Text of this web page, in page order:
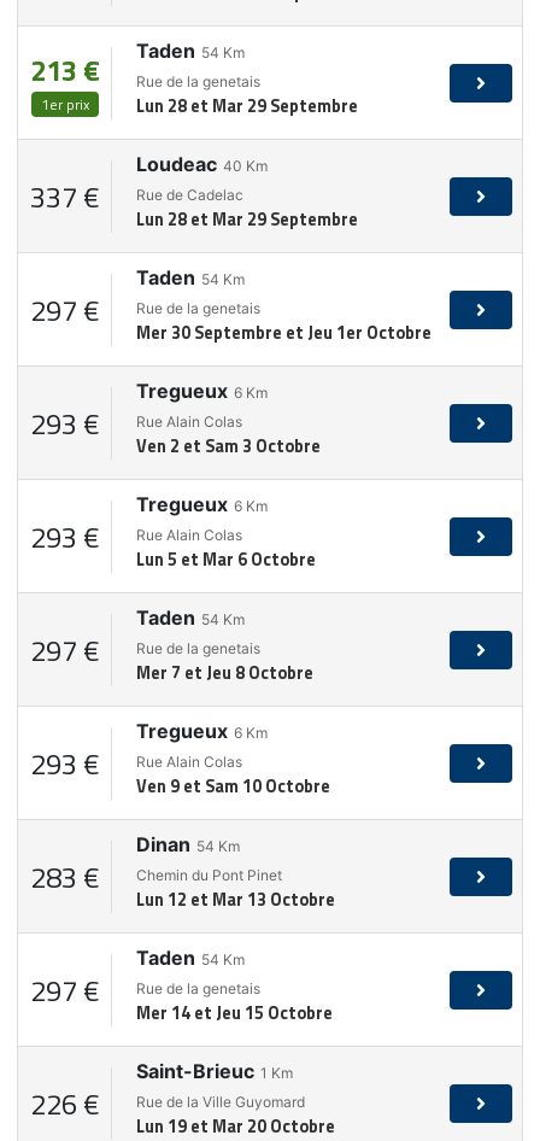
213 €
1er prix
Taden 54 Km
Rue de la genetais
Lun 28 et Mar 29 Septembre
337 €
Loudeac 40 Km
Rue de Cadelac
Lun 28 et Mar 29 Septembre
297 €
Taden 54 Km
Rue de la genetais
Mer 30 Septembre et Jeu 1er Octobre
293 €
Tregueux 6 Km
Rue Alain Colas
Ven 2 et Sam 3 Octobre
293 €
Tregueux 6 Km
Rue Alain Colas
Lun 5 et Mar 6 Octobre
297 €
Taden 54 Km
Rue de la genetais
Mer 7 et Jeu 8 Octobre
293 €
Tregueux 6 Km
Rue Alain Colas
Ven 9 et Sam 10 Octobre
283 €
Dinan 54 Km
Chemin du Pont Pinet
Lun 12 et Mar 13 Octobre
297 €
Taden 54 Km
Rue de la genetais
Mer 14 et Jeu 15 Octobre
226 €
Saint-Brieuc 1 Km
Rue de la Ville Guyomard
Lun 19 et Mar 20 Octobre